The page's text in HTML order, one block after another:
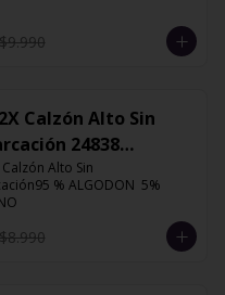
$9.990
Calzón Alto Sin
24838
Calzón Alto Sin
% ALGODON  5%
$8.990